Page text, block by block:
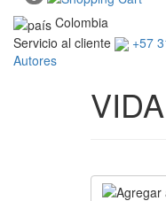
Colombia
Servicio al cliente
+57
Autores